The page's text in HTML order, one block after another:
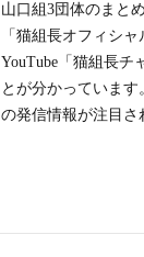
山口組3団体のまと
「猫組長オフィシ
YouTube「猫組長チ
とが分かっていま
の発信情報が注目